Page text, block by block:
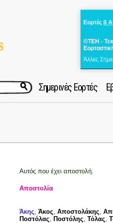
Εορτές 8
©ΤΕΗ -
Άλλες
Σημερινές Εορτές
Αυτός που έχει αποστολή.
Αποστολία
Άκης, Άκος, Αποστολάκης,
Ποστόλας, Ποστόλης, Τόλας,